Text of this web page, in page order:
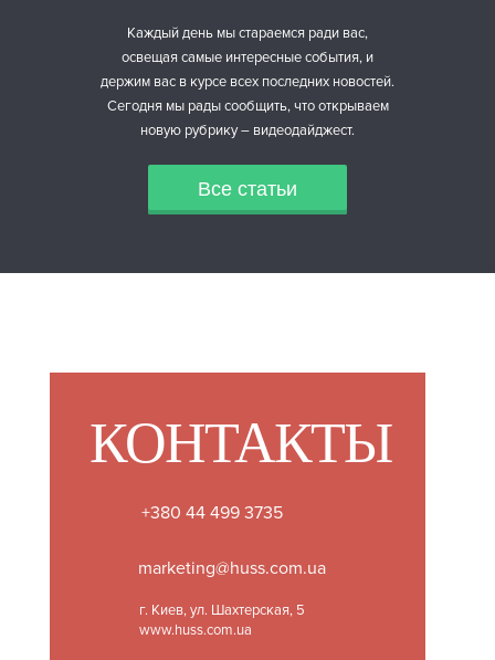
Каждый день мы стараемся ради вас,
освещая самые интересные события, и
держим вас в курсе всех последних новостей.
Сегодня мы рады сообщить, что открываем
новую рубрику – видеодайджест.
Все статьи
КОНТАКТЫ
+380 44 499 3735
marketing@huss.com.ua
г. Киев, ул. Шахтерская, 5
www.huss.com.ua